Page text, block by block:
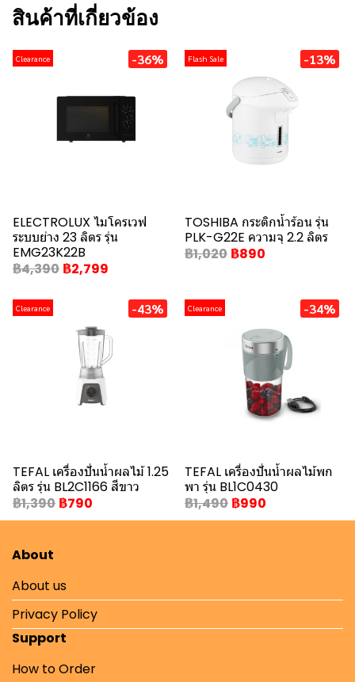
สินค้าที่เกี่ยวข้อง
Clearance -36%
ELECTROLUX ไมโครเวฟ
ระบบย่าง 23 ลิตร รุ่น
EMG23K22B
฿4,390 ฿2,799
Flash Sale -13%
TOSHIBA กระติกน้ำร้อน รุ่น
PLK-G22E ความจุ 2.2 ลิตร
฿1,020 ฿890
Clearance -43%
TEFAL เครื่องปั่นน้ำผลไม้ 1.25
ลิตร รุ่น BL2C1166 สีขาว
฿1,390 ฿790
Clearance -34%
TEFAL เครื่องปั่นน้ำผลไม้พก
พา รุ่น BL1C0430
฿1,490 ฿990
About
About us
Privacy Policy
Support
How to Order